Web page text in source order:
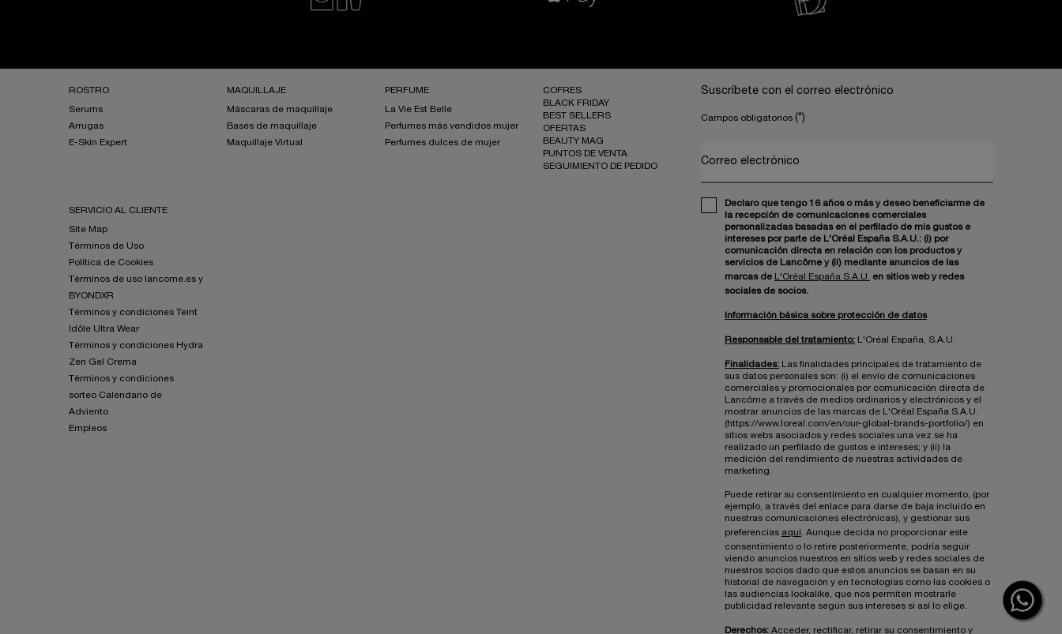
ROSTRO
Serums
Arrugas
E-Skin Expert
MAQUILLAJE
Máscaras de maquillaje
Bases de maquillaje
Maquillaje Virtual
PERFUME
La Vie Est Belle
Perfumes más vendidos mujer
Perfumes dulces de mujer
COFRES
BLACK FRIDAY
BEST SELLERS
OFERTAS
BEAUTY MAG
PUNTOS DE VENTA
SEGUIMIENTO DE PEDIDO
SERVICIO AL CLIENTE
Site Map
Términos de Uso
Política de Cookies
Términos de uso lancome.es y
BYONDXR
Términos y condiciones Teint
Idôle Ultra Wear
Términos y condiciones Hydra
Zen Gel Crema
Términos y condiciones
sorteo Calendario de
Adviento
Empleos
Suscríbete con el correo electrónico
Campos obligatorios (*)
Correo electrónico
Declaro que tengo 16 años o más y deseo beneficiarme de
la recepción de comunicaciones comerciales
personalizadas basadas en el perfilado de mis gustos e
intereses por parte de L'Oréal España S.A.U.: (i) por
comunicación directa en relación con los productos y
servicios de Lancôme y (ii) mediante anuncios de las
marcas de
L'Oréal España S.A.U.
en sitios web y redes
sociales de socios.
Información básica sobre protección de datos
Responsable del tratamiento: L'Oréal España, S.A.U.
Finalidades: Las finalidades principales de tratamiento de
sus datos personales son: (i) el envío de comunicaciones
comerciales y promocionales por comunicación directa de
Lancôme a través de medios ordinarios y electrónicos y el
mostrar anuncios de las marcas de L'Oréal España S.A.U.
(https://www.loreal.com/en/our-global-brands-portfolio/) en
sitios webs asociados y redes sociales una vez se ha
realizado un perfilado de gustos e intereses; y (ii) la
medición del rendimiento de nuestras actividades de
marketing.
Puede retirar su consentimiento en cualquier momento, (por
ejemplo, a través del enlace para darse de baja incluido en
nuestras comunicaciones electrónicas), y gestionar sus
preferencias aquí . Aunque decida no proporcionar este
consentimiento o lo retire posteriormente, podría seguir
viendo anuncios nuestros en sitios web y redes sociales de
nuestros socios dado que estos anuncios se basan en su
historial de navegación y en tecnologías como las cookies o
las audiencias lookalike, que nos permiten mostrarle
publicidad relevante según sus intereses si así lo elige.
Derechos: Acceder, rectificar, retirar su consentimiento y